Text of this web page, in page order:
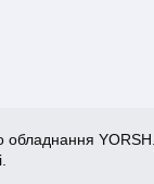
обладнання YORSH.